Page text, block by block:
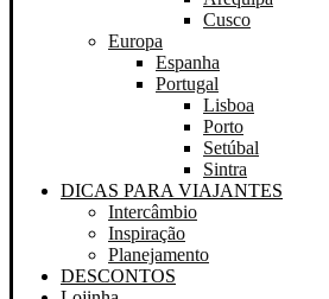
Cusco
Europa
Espanha
Portugal
Lisboa
Porto
Setúbal
Sintra
DICAS PARA VIAJANTES
Intercâmbio
Inspiração
Planejamento
DESCONTOS